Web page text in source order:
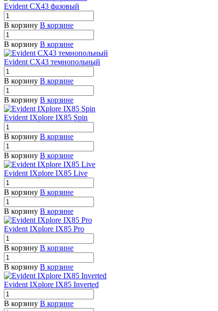
Evident CX43 фазовый
В корзину В корзине
В корзину В корзине
Evident CX43 темнопольный
В корзину В корзине
В корзину В корзине
Evident IXplore IX85 Spin
В корзину В корзине
В корзину В корзине
Evident IXplore IX85 Live
В корзину В корзине
В корзину В корзине
Evident IXplore IX85 Pro
В корзину В корзине
В корзину В корзине
Evident IXplore IX85 Inverted
В корзину В корзине